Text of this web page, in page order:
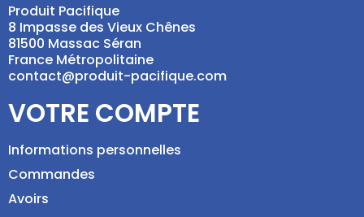
Produit Pacifique
8 Impasse des Vieux Chênes
81500 Massac Séran
France Métropolitaine
contact@produit-pacifique.com
VOTRE COMPTE
Informations personnelles
Commandes
Avoirs